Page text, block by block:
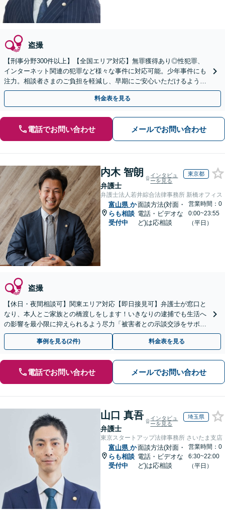
盗撮
【刑事分野300件以上】【全国エリア対応】無罪獲得あり◎性犯罪、
インターネット関連の犯罪など様々な事件に対応可能。少年事件にも
注力。相談者さまのご負担を軽減し、早期にご安心いただけるよう尽
力します【遠方のご依頼可】【裁判員裁判の経験あり】
料金表を見る
電話でお問い合わせ メールでお問い合わせ
内木 智朗
弁護士
インタビュ
ーを見る
東京都
弁護士法人若井綜合法律事務所 新橋オフィス
富山県 か
らも相談
受付中
面談方法(対面・
電話・ビデオな
ど)は応相談
営業時間：0
0:00~23:55
（平日）
盗撮
【休日・夜間相談可】関東エリア対応【即日接見可】弁護士が窓口と
なり、本人とご家族との橋渡しをします！いきなりの逮捕でも生活へ
の影響を最小限に抑えられるよう尽力「被害者との示談交渉をサポー
ト」「任意取調べにも対応」
事例を見る(2件) 料金表を見る
電話でお問い合わせ メールでお問い合わせ
山口 真吾
弁護士
インタビュ
ーを見る
埼玉県
東京スタートアップ法律事務所 さいたま支店
富山県 か
らも相談
受付中
面談方法(対面・
電話・ビデオな
ど)は応相談
営業時間：0
6:30~22:00
（平日）